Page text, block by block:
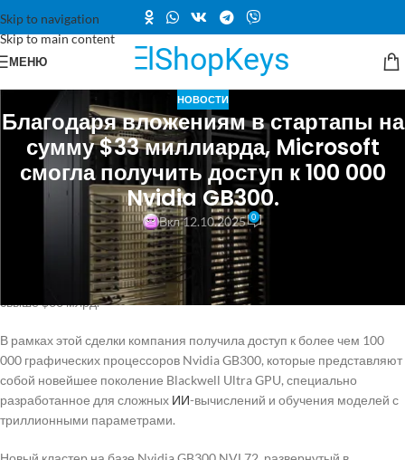
Skip to navigation
Skip to main content
МЕНЮ
НОВОСТИ
Благодаря вложениям в стартапы на
сумму $33 миллиарда, Microsoft
смогла получить доступ к 100 000
Nvidia GB300.
Вкл 12.10.2025 0
Microsoft значительно усиливает свои позиции в области облачных
вычислений для искусственного интеллекта благодаря крупному
соглашению с провайдерами neocloud, включающему инвестиции
свыше $33 млрд.
В рамках этой сделки компания получила доступ к более чем 100
000 графических процессоров Nvidia GB300, которые представляют
собой новейшее поколение Blackwell Ultra GPU, специально
разработанное для сложных ИИ-вычислений и обучения моделей с
триллионными параметрами.